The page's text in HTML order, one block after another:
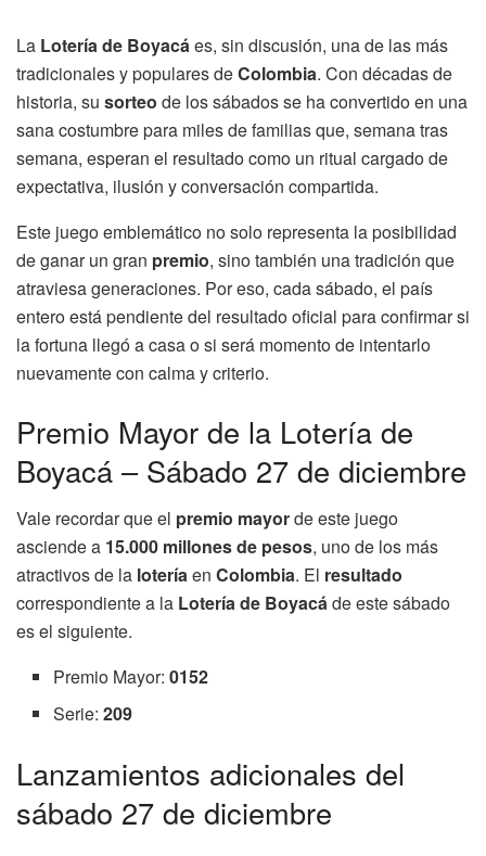
La Lotería de Boyacáes, sin discusión, una de las más
tradicionales y populares deColombia. Con décadas de
historia, su sorteo de los sábados se ha convertido en una
sana costumbre para miles de familias que, semana tras
semana, esperan el resultado como un ritual cargado de
expectativa, ilusión y conversación compartida.
Este juego emblemático no solo representa la posibilidad
de ganar un gran premio, sino también una tradición que
atraviesa generaciones. Por eso, cada sábado, el país
entero está pendiente del resultado oficial para confirmar si
la fortuna llegó a casa o si será momento de intentarlo
nuevamente con calma y criterio.
Premio Mayor de la Lotería de
Boyacá – Sábado 27 de diciembre
Vale recordar que el premio mayorde este juego
asciende a 15.000 millones de pesos, uno de los más
atractivos de la loteríaen Colombia. El resultado
correspondiente a la Lotería de Boyacáde este sábado
es el siguiente.
Premio Mayor:0152
Serie:209
Lanzamientos adicionales del
sábado 27 de diciembre